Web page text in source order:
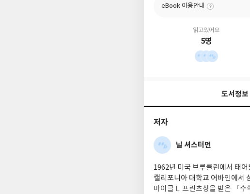
eBook 이용안내
읽고있어요
5명
도서정보
저자
닐 셔스터먼
1962년 미국 브루클린에서 태
캘리포니아 대학교 어바인에서
마이클 L. 프린츠상을 받은 『